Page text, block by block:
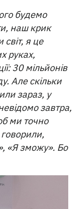
будемо
наш крик
я це
руках,
30 мільйонів
Але скільки
зараз, у
завтра,
ми точно
«Я зможу». Бо